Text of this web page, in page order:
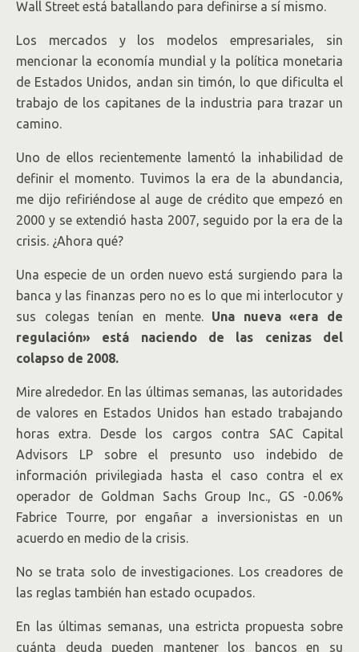
Wall Street está batallando para definirse a sí mismo.
Los mercados y los modelos empresariales, sin
mencionar la economía mundial y la política monetaria
de Estados Unidos, andan sin timón, lo que dificulta el
trabajo de los capitanes de la industria para trazar un
camino.
Uno de ellos recientemente lamentó la inhabilidad de
definir el momento. Tuvimos la era de la abundancia,
me dijo refiriéndose al auge de crédito que empezó en
2000 y se extendió hasta 2007, seguido por la era de la
crisis. ¿Ahora qué?
Una especie de un orden nuevo está surgiendo para la
banca y las finanzas pero no es lo que mi interlocutor y
sus colegas tenían en mente. Una nueva «era de
regulación» está naciendo de las cenizas del
colapso de 2008.
Mire alrededor. En las últimas semanas, las autoridades
de valores en Estados Unidos han estado trabajando
horas extra. Desde los cargos contra SAC Capital
Advisors LP sobre el presunto uso indebido de
información privilegiada hasta el caso contra el ex
operador de Goldman Sachs Group Inc., GS -0.06%
Fabrice Tourre, por engañar a inversionistas en un
acuerdo en medio de la crisis.
No se trata solo de investigaciones. Los creadores de
las reglas también han estado ocupados.
En las últimas semanas, una estricta propuesta sobre
cuánta deuda pueden mantener los bancos en su